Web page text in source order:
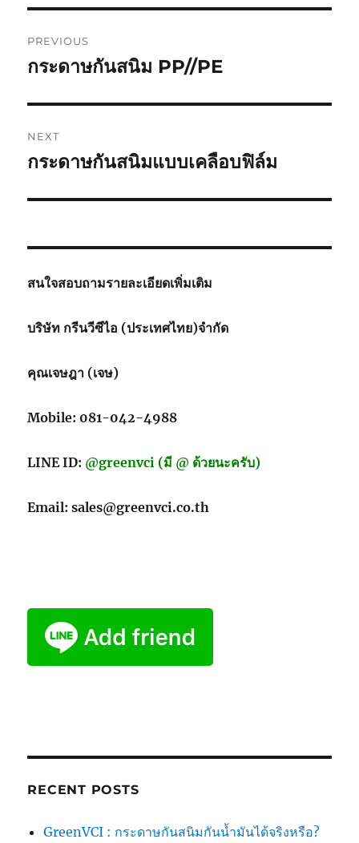
navigation
PREVIOUS
Previous
กระดาษกันสนิม PP//PE
NEXT
Next
กระดาษกันสนิมแบบเคลือบฟิล์ม
สนใจสอบถามรายละเอียดเพิ่มเติม
บริษัท กรีนวีซีไอ (ประเทศไทย)จำกัด
คุณเจษฎา (เจษ)
Mobile: 081-042-4988
LINE ID: @greenvci (มี @ ด้วยนะครับ)
Email: sales@greenvci.co.th
RECENT POSTS
GreenVCI : กระดาษกันสนิมกันน้ำมันได้จริงหรือ?